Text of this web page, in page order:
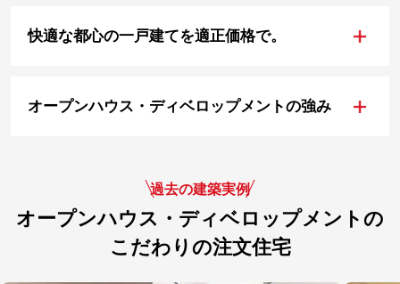
快適な都心の一戸建てを適正価格で。 +
オープンハウス・ディベロップメントの強み +
過去の建築実例
オープンハウス・ディベロップメントの
こだわりの注文住宅